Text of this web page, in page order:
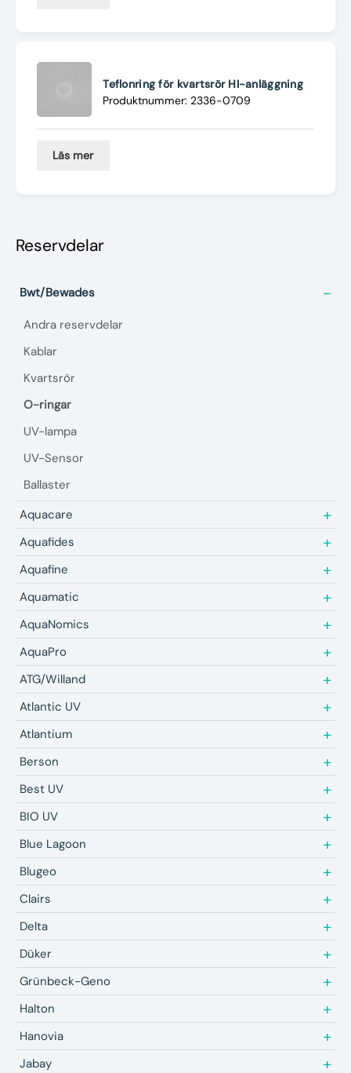
Teflonring för kvartsrör HI-anläggning
Produktnummer: 2336-0709
Läs mer
Aquacare
Aquafides
Aquafine
Aquamatic
AquaNomics
AquaPro
ATG/Willand
Atlantic UV
Atlantium
Berson
Best UV
BIO UV
Blue Lagoon
Blugeo
Bwt/Bewades
Andra reservdelar
Kablar
Kvartsrör
O-ringar
UV-lampa
UV-Sensor
Ballaster
Clairs
Delta
Düker
Grünbeck-Geno
Halton
Hanovia
Jabay
Reservdelar